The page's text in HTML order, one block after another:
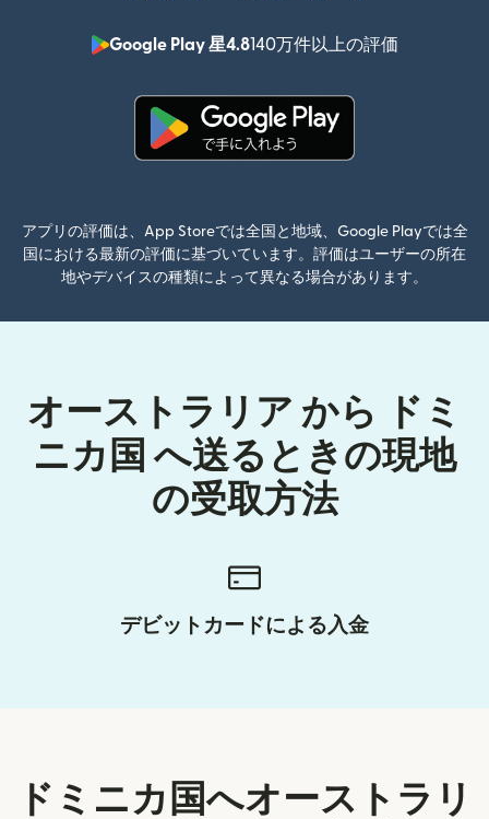
Google Play 星4.8140万件以上の評価
（別ウィン
アプリの評価は、App Storeでは全国と地域、Google Playでは全
国における最新の評価に基づいています。評価はユーザーの所在
地やデバイスの種類によって異なる場合があります。
オーストラリア から ドミ
ニカ国 へ送るときの現地
の受取方法
デビットカードによる入金
ドミニカ国へオーストラリ